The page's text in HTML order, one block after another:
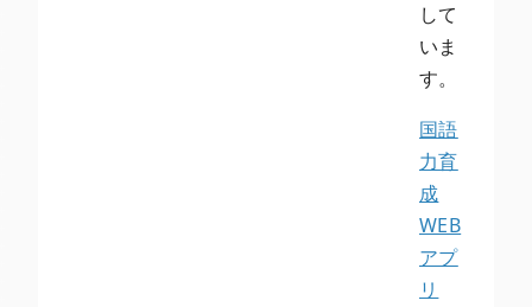
して
いま
す。
国語
力育
成
WEB
アプ
リ